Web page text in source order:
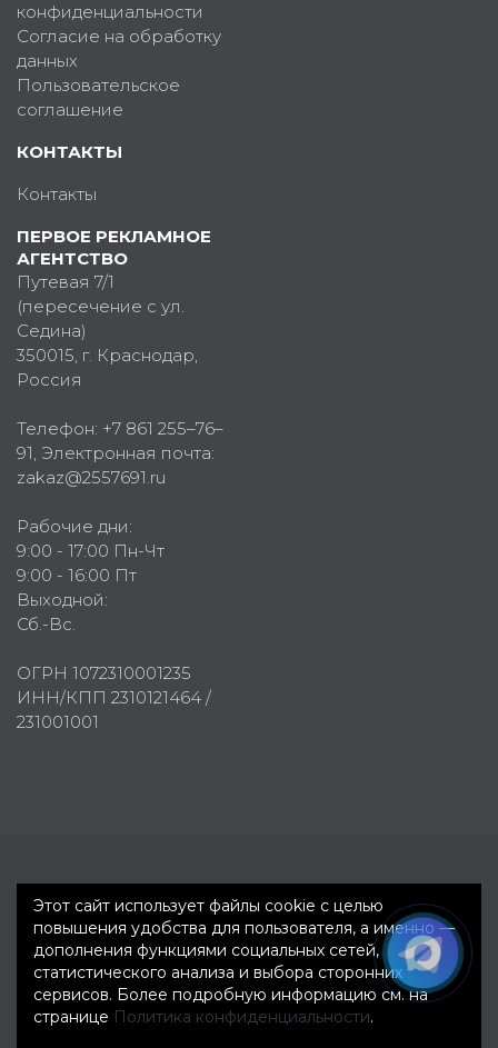
конфиденциальности
Согласие на обработку
данных
Пользовательское
соглашение
КОНТАКТЫ
Контакты
ПЕРВОЕ РЕКЛАМНОЕ
АГЕНТСТВО
Путевая 7/1
(пересечение с ул.
Седина)
350015, г. Краснодар,
Россия
Телефон: +7 861 255–76–
91, Электронная почта:
zakaz@2557691.ru
Рабочие дни:
9:00 - 17:00 Пн-Чт
9:00 - 16:00 Пт
Выходной:
Сб.-Вс.
ОГРН 1072310001235
ИНН/КПП 2310121464 /
231001001
Этот сайт использует файлы cookie с целью
повышения удобства для пользователя, а именно —
дополнения функциями социальных сетей,
статистического анализа и выбора сторонних
сервисов. Более подробную информацию см. на
странице Политика конфиденциальности.